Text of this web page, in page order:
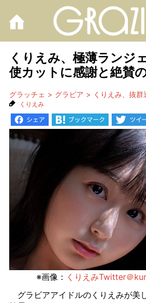
くりえみ、極薄ランジ
使カットに感謝と絶賛
グラッチェ グラビア くりえみ、抜
くりえみ
※画像： くりえみTwitter＠
グラビアアイドルのくりえみが美